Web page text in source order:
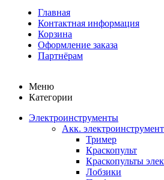
Главная
Контактная информация
Корзина
Оформление заказа
Партнёрам
Меню
Категории
Электроинструменты
Акк. электроинструмент
Тример
Краскопульт
Краскопульты
Лобзики